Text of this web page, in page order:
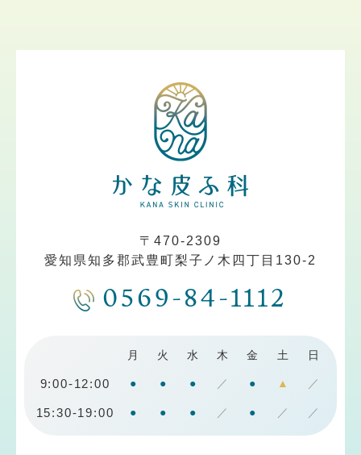
〒470-2309
愛知県知多郡武豊町梨子ノ木四丁目130-2
0569-84-1112
月 火 水 木 金 土 日
9:00-12:00 ● ● ● ／ ● ▲ ／
15:30-19:00 ● ● ● ／ ● ／ ／